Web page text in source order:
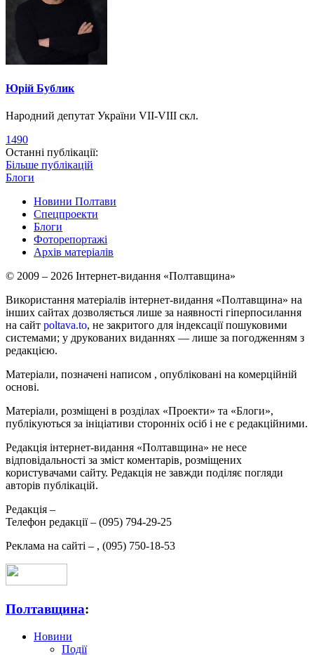
Юрій Бублик
Народний депутат України VII-VIII скл.
1490
Останні публікації:
Більше публікацій
Блоги
Новини Полтави
Спецпроекти
Блоги
Фоторепортажі
Архів матеріалів
© 2009 – 2026 Інтернет-видання «Полтавщина»
Використання матеріалів інтернет-видання «Полтавщина» на
інших сайтах дозволяється лише за наявності гіперпосилання
на сайт poltava.to, не закритого для індексації пошуковими
системами; у друкованих виданнях — лише за погодженням з
редакцією.
Матеріали, позначені написом , опубліковані на комерційній
основі.
Матеріали, розміщені в розділах «Проекти» та «Блоги»,
публікуються за ініціативи сторонніх осіб і не є редакційними.
Редакція інтернет-видання «Полтавщина» не несе
відповідальності за зміст коментарів, розміщених
користувачами сайту. Редакція не завжди поділяє погляди
авторів публікацій.
Редакція –
Телефон редакції – (095) 794-29-25
Реклама на сайті – , (095) 750-18-53
Полтавщина:
Новини
Події